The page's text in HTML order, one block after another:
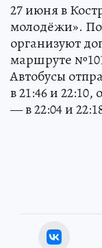
27 июня в
молодёжи».
организуют
маршруте
Автобусы
в 21:46 и
— в 22:04 и